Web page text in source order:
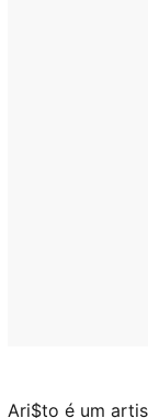
Ari$to é um